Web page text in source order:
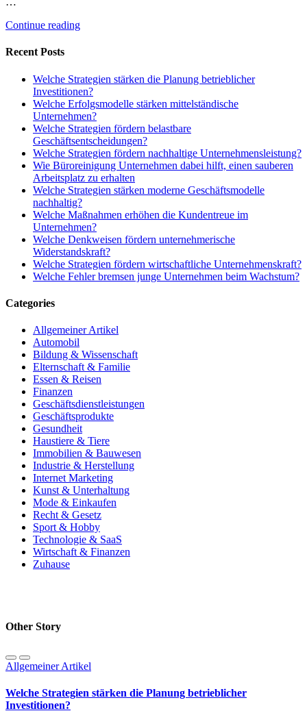
Continue reading
Recent Posts
Welche Strategien stärken die Planung betrieblicher
Investitionen?
Welche Erfolgsmodelle stärken mittelständische
Unternehmen?
Welche Strategien fördern belastbare
Geschäftsentscheidungen?
Welche Strategien fördern nachhaltige Unternehmensleistung?
Wie Büroreinigung Unternehmen dabei hilft, einen sauberen
Arbeitsplatz zu erhalten
Welche Strategien stärken moderne Geschäftsmodelle
nachhaltig?
Welche Maßnahmen erhöhen die Kundentreue im
Unternehmen?
Welche Denkweisen fördern unternehmerische
Widerstandskraft?
Welche Strategien fördern wirtschaftliche Unternehmenskraft?
Welche Fehler bremsen junge Unternehmen beim Wachstum?
Categories
Allgemeiner Artikel
Automobil
Bildung & Wissenschaft
Elternschaft & Familie
Essen & Reisen
Finanzen
Geschäftsdienstleistungen
Geschäftsprodukte
Gesundheit
Haustiere & Tiere
Immobilien & Bauwesen
Industrie & Herstellung
Internet Marketing
Kunst & Unterhaltung
Mode & Einkaufen
Recht & Gesetz
Sport & Hobby
Technologie & SaaS
Wirtschaft & Finanzen
Zuhause
Other Story
Allgemeiner Artikel
Welche Strategien stärken die Planung betrieblicher
Investitionen?